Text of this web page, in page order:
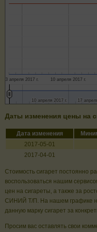
3 апреля 2017 г. 10 апреля 2017 г.
10 апреля 2017 г.
10 апреля 2017 г. 17
17
Даты изменения цены на
Дата изменения
2017-05-01
2017-04-01
Стоимость сигарет постоянно
воспользоваться нашим
цен на сигареты, а также за
СИНИЙ Т/П. На нашем графике
данную марку сигарет за
Просим вас оставлять свои